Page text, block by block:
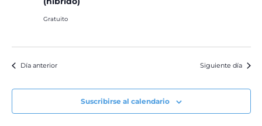
Gratuito
Día anterior Siguiente día
Suscribirse al calendario